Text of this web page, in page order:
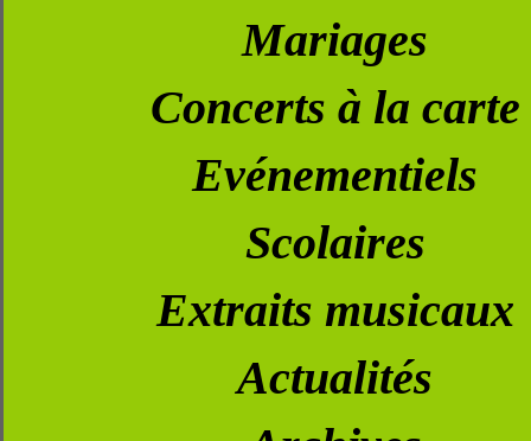
Mariages
Concerts à la carte
Evénementiels
Scolaires
Extraits musicaux
Actualités